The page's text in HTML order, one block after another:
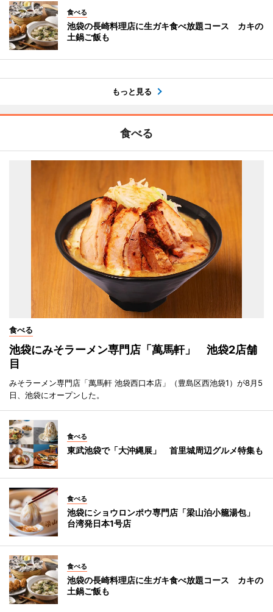
食べる
池袋の長崎料理店に生ガキ食べ放題コース カキの
土鍋ご飯も
もっと見る
食べる
食べる
池袋にみそラーメン専門店「萬馬軒」 池袋2店舗
目
みそラーメン専門店「萬馬軒 池袋西口本店」（豊島区西池袋1）が8月5
日、池袋にオープンした。
食べる
東武池袋で「大沖縄展」 首里城周辺グルメ特集も
食べる
池袋にショウロンポウ専門店「梁山泊小籠湯包」
台湾発日本1号店
食べる
池袋の長崎料理店に生ガキ食べ放題コース カキの
土鍋ご飯も